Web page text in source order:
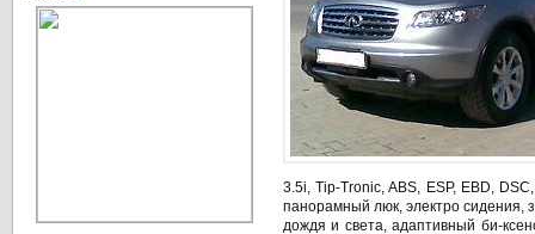
3.5i, Tip-Tronic, ABS, ESР, EBD,
панорамный люк, электро сидения,
дождя и света, адаптивный би-